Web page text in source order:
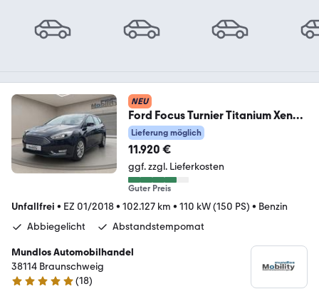
NEU
Ford Focus Turnier Titanium Xenon
Cam Sony ACC
Lieferung möglich
11.920 €
ggf. zzgl. Lieferkosten
Guter Preis
Unfallfrei • EZ 01/2018• 102.127 km • 110 kW (150 PS) • Benzin
Abbiegelicht
Abstandstempomat
Mundlos Automobilhandel
38114 Braunschweig
4.8 Sterne
(18)